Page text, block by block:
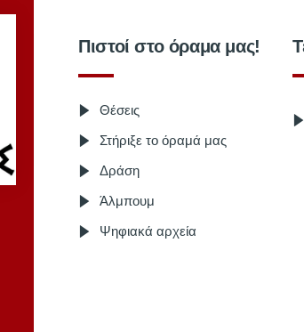
Πιστοί στο όραμα μας!
Θέσεις
Στήριξε το όραμά μας
Δράση
Άλμπουμ
Ψηφιακά αρχεία